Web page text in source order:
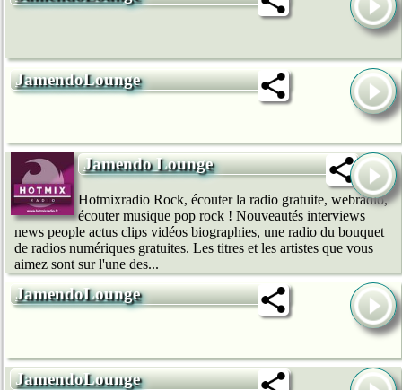
JamendoLounge
Jamendo Lounge
Hotmixradio Rock, écouter la radio gratuite, webradio,
écouter musique pop rock ! Nouveautés interviews
news people actus clips vidéos biographies, une radio du bouquet
de radios numériques gratuites. Les titres et les artistes que vous
aimez sont sur l'une des...
JamendoLounge
JamendoLounge